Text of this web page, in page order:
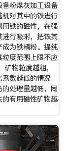
备粉煤灰加工设备
机对其中的铁进行
用铁的磁性，在强
进行吸附，把铁其
成为铁精粉。提纯
粒度范围上限不应
物粒度越粗，
系数越低的情况
的处理量越低，同
的有用磁性矿物越